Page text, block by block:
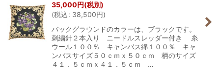
35,000円(税別)
(税込: 38,500円)
バックグラウンドのカラーは、ブラックです。
刺繍針２本入り ニードルスレッダー付き 糸
ウール１００％ キャンバス綿１００％ キャ
ンバスサイズ５０ｃｍｘ５０ｃｍ 柄のサイズ
４１．５ｃｍｘ４１．５ｃｍ …